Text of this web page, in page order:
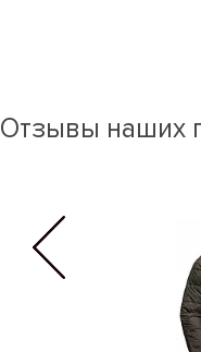
Отзывы наших